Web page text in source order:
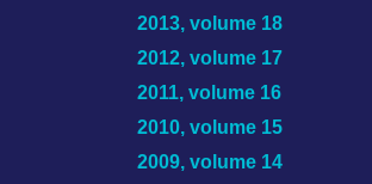
2013, volume 18
2012, volume 17
2011, volume 16
2010, volume 15
2009, volume 14